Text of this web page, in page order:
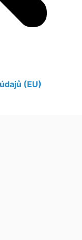
(EU)